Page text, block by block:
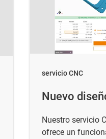
servicio CNC
Nuevo
Nuestro servicio
ofrece un